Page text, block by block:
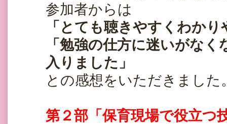
参加者からは
「とても聴きやすくわか
「勉強の仕方に迷いがな
入りました」
との感想をいただきました
第２部「保育現場で役立つ